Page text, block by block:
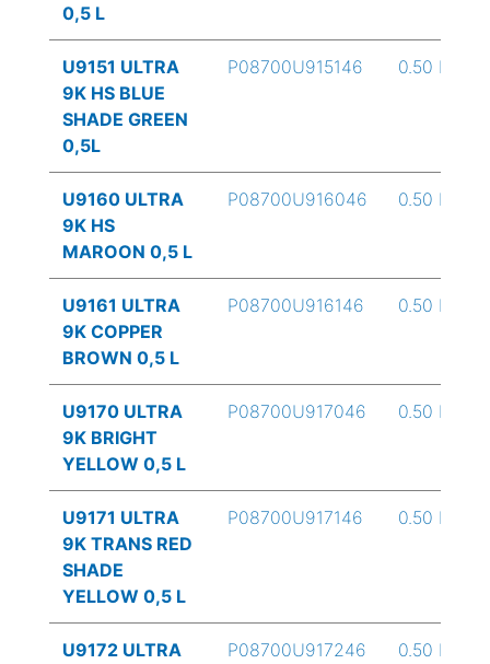
0,5 L
U9151 ULTRA
9K HS BLUE
SHADE GREEN
0,5L
P08700U915146 0.50 L
U9160 ULTRA
9K HS
MAROON 0,5 L
P08700U916046 0.50 L
U9161 ULTRA
9K COPPER
BROWN 0,5 L
P08700U916146 0.50 L
U9170 ULTRA
9K BRIGHT
YELLOW 0,5 L
P08700U917046 0.50 L
U9171 ULTRA
9K TRANS RED
SHADE
YELLOW 0,5 L
P08700U917146 0.50 L
U9172 ULTRA P08700U917246 0.50 L